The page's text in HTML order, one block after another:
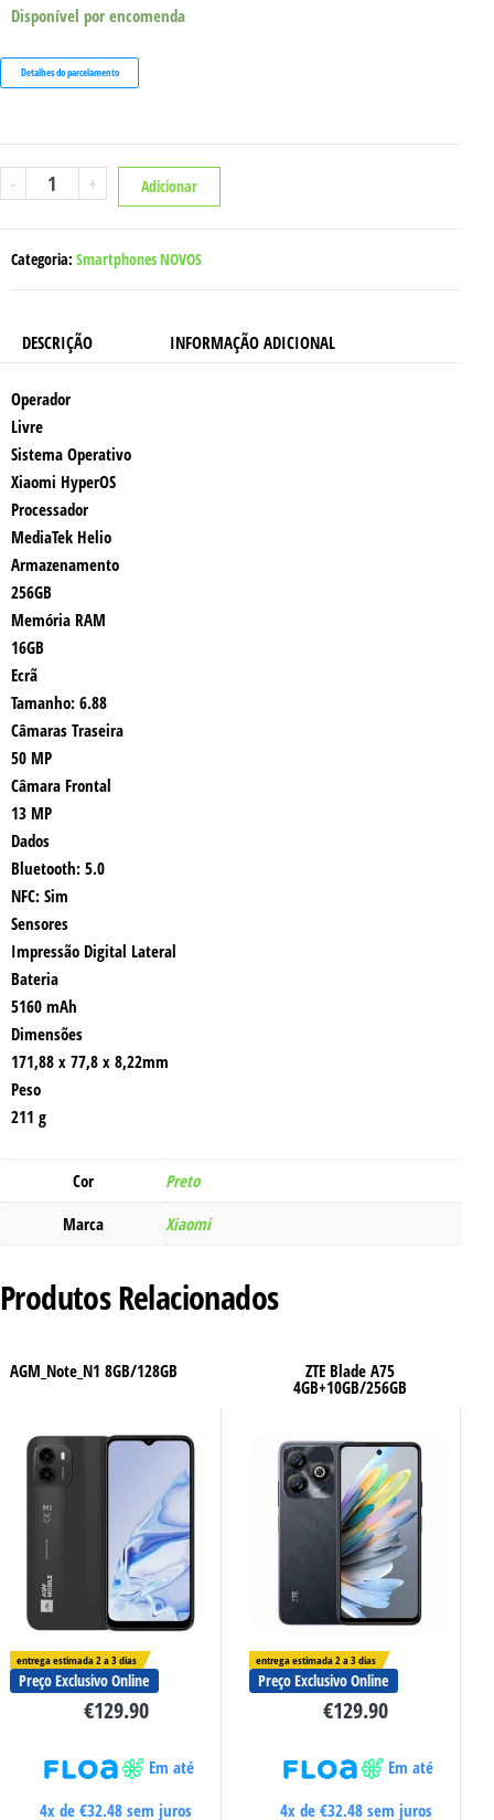
Disponível por encomenda
Detalhes do parcelamento
- Quantidade
XIAOMI
16GB/256GB
+ Adicionar
Categoria: Smartphones NOVOS
DESCRIÇÃO INFORMAÇÃO ADICIONAL
Operador
Livre
Sistema Operativo
Xiaomi HyperOS
Processador
MediaTek Helio
Armazenamento
256GB
Memória RAM
16GB
Ecrã
Tamanho: 6.88
Câmaras Traseira
50 MP
Câmara Frontal
13 MP
Dados
Bluetooth: 5.0
NFC: Sim
Sensores
Impressão Digital Lateral
Bateria
5160 mAh
Dimensões
171,88 x 77,8 x 8,22mm
Peso
211 g
Cor
Preto
Marca
Xiaomi
Produtos Relacionados
AGM_Note_N1 8GB/128GB
entrega estimada 2 a 3 dias
Preço Exclusivo Online
€129.90
Em até
4x de€32.48 sem juros
ZTE Blade A75
4GB+10GB/256GB
entrega estimada 2 a 3 dias
Preço Exclusivo Online
€129.90
Em até
4x de €32.48sem juros